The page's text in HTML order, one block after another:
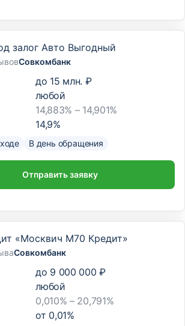
залог Авто Выгодный
Совкомбанк
до 15 млн. ₽
любой
14,883% – 14,901%
14,9%
В день обращения
Отправить заявку
«Москвич М70 Кредит»
Совкомбанк
до 9 000 000 ₽
любой
0,010% – 20,791%
от 0,01%